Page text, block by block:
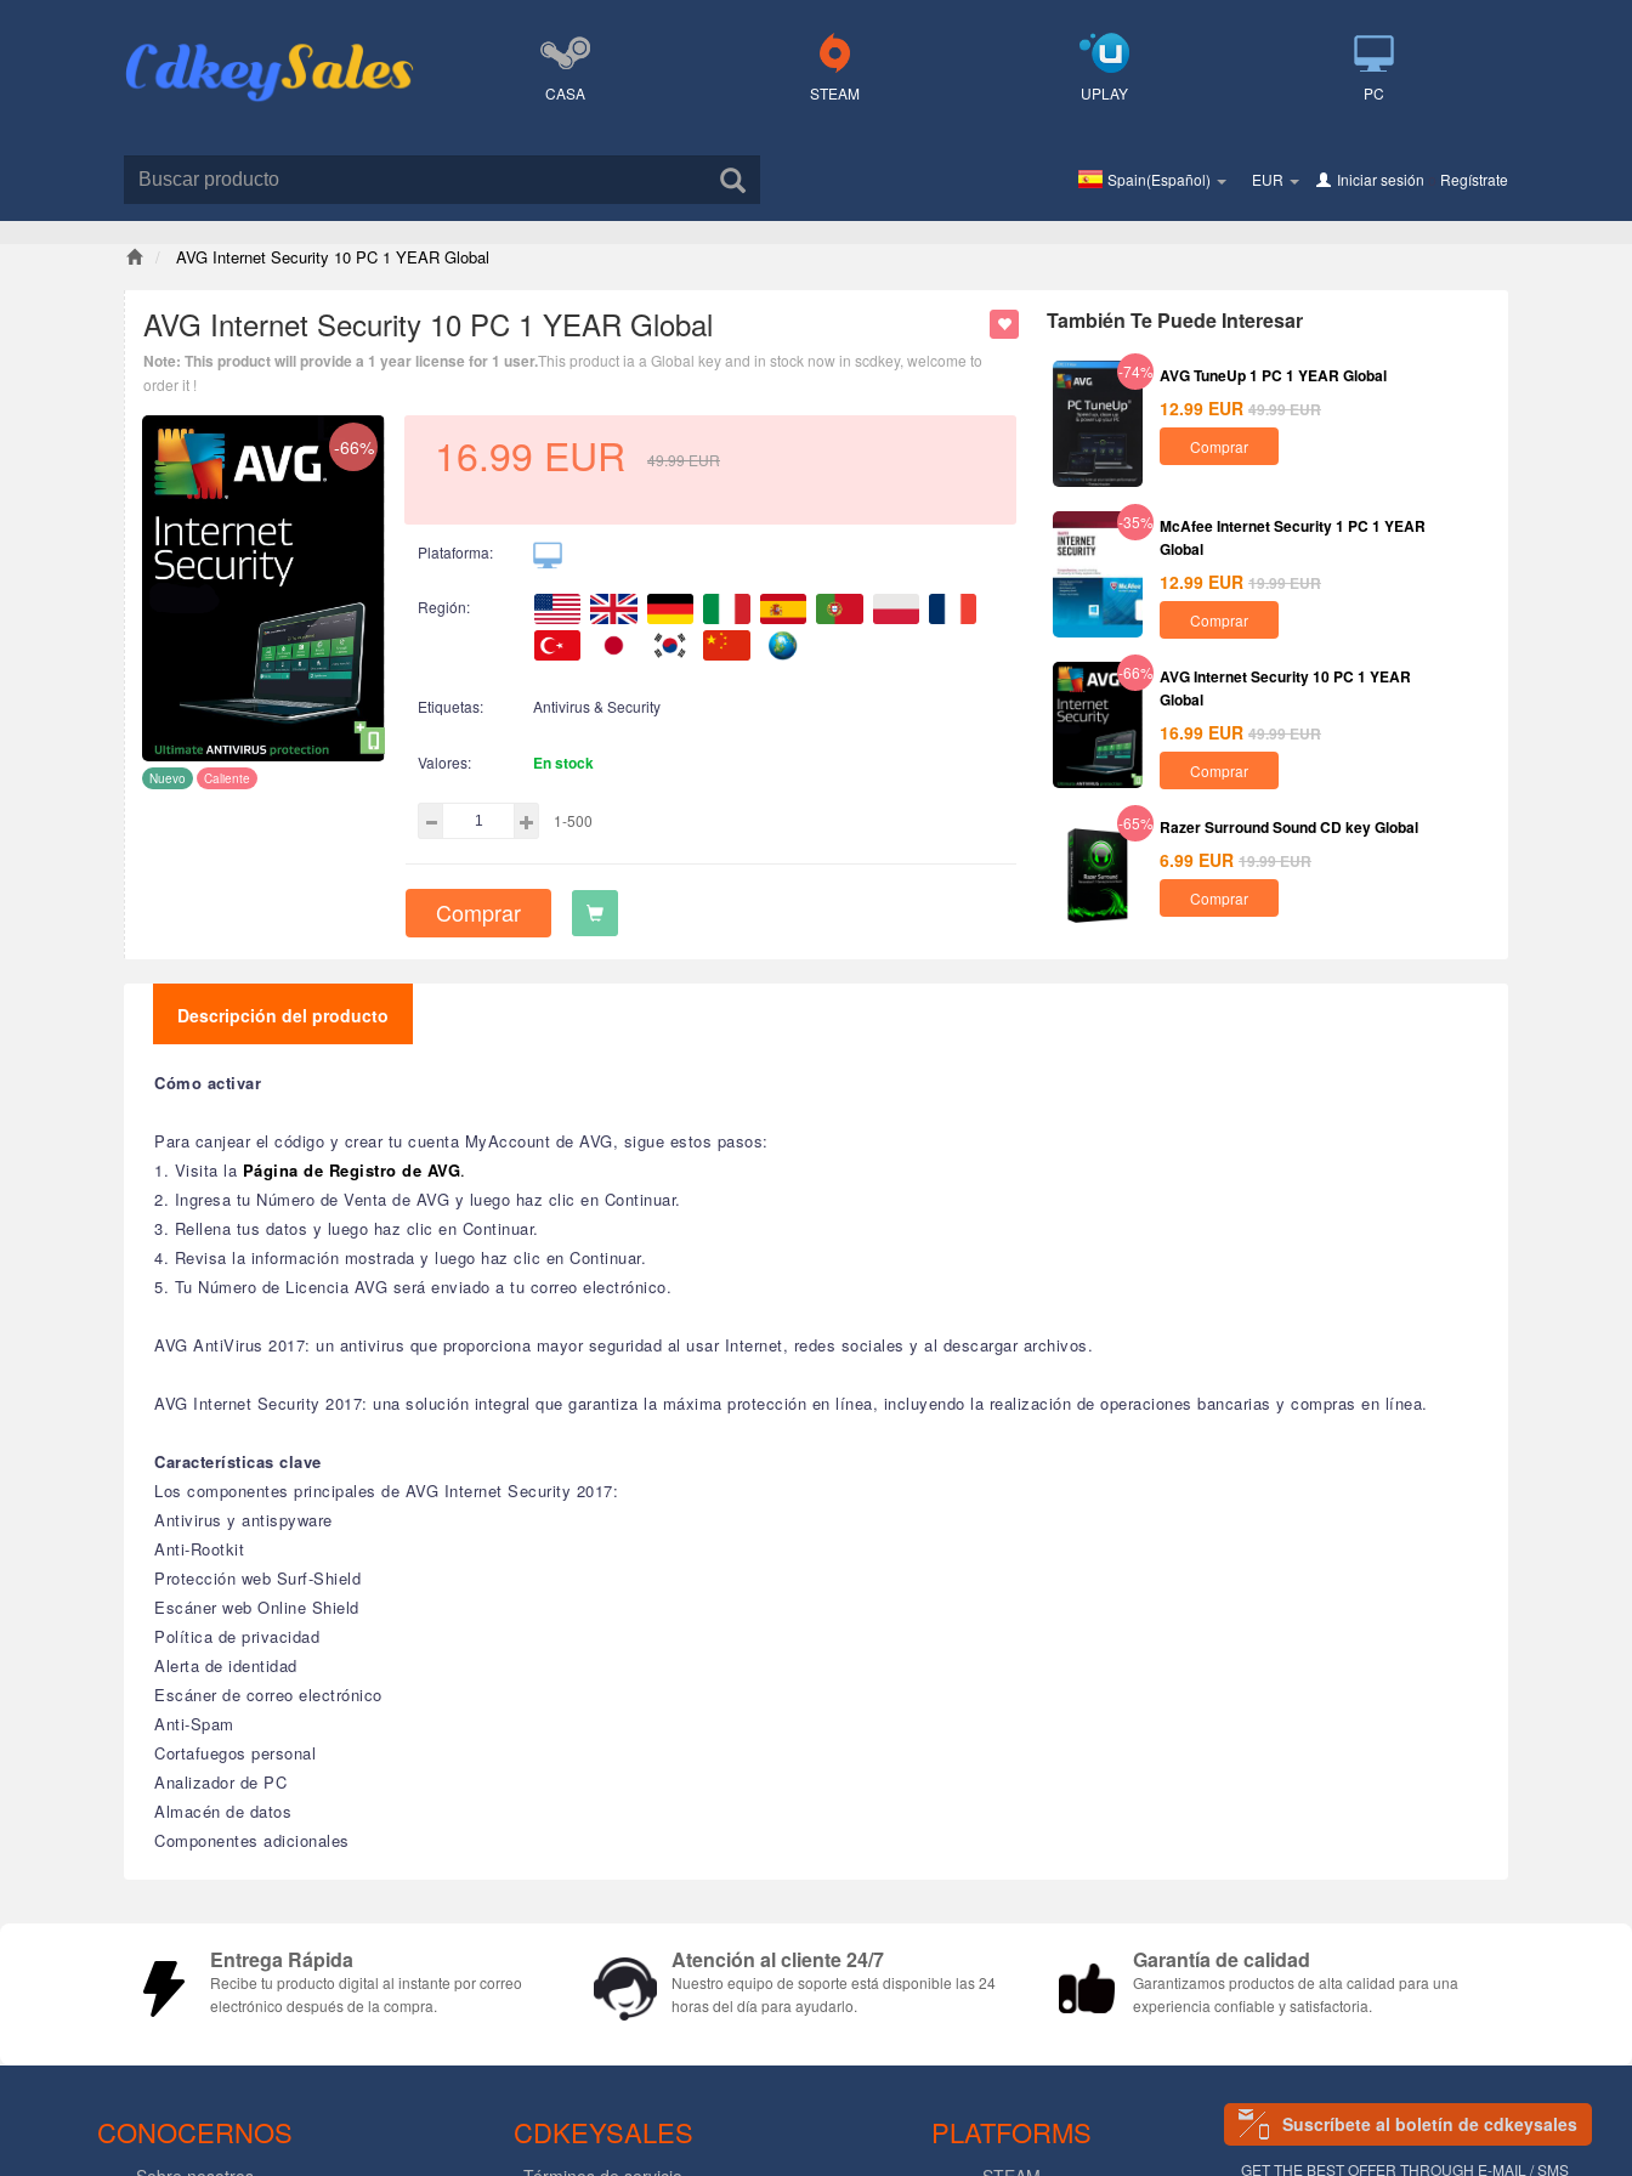
CASA STEAM UPLAY PC
Spain(Español) EUR Iniciar sesión Regístrate
AVG Internet Security 10 PC 1 YEAR Global
AVG Internet Security 10 PC 1 YEAR Global
Note: This product will provide a 1 year license for 1 user.This product ia a Global key and in stock now in scdkey, welcome to
order it !
-66%
Nuevo Caliente
16.99 EUR 49.99EUR
Plataforma:
Región:
Etiquetas: Antivirus & Security
Valores: En stock
1-500
Comprar
También Te Puede Interesar
-74% AVG TuneUp 1 PC 1 YEAR Global
12.99 EUR 49.99EUR
Comprar
-35% McAfee Internet Security 1 PC 1 YEAR
Global
12.99 EUR 19.99EUR
Comprar
-66% AVG Internet Security 10 PC 1 YEAR
Global
16.99 EUR 49.99EUR
Comprar
-65% Razer Surround Sound CD key Global
6.99 EUR 19.99EUR
Comprar
Descripción del producto
Cómo activar
Para canjear el código y crear tu cuenta MyAccount de AVG, sigue estos pasos:
1. Visita la Página de Registro de AVG.
2. Ingresa tu Número de Venta de AVG y luego haz clic en Continuar.
3. Rellena tus datos y luego haz clic en Continuar.
4. Revisa la información mostrada y luego haz clic en Continuar.
5. Tu Número de Licencia AVG será enviado a tu correo electrónico.
AVG AntiVirus 2017: un antivirus que proporciona mayor seguridad al usar Internet, redes sociales y al descargar archivos.
AVG Internet Security 2017: una solución integral que garantiza la máxima protección en línea, incluyendo la realización de operaciones bancarias y compras en línea.
Características clave
Los componentes principales de AVG Internet Security 2017:
Antivirus y antispyware
Anti-Rootkit
Protección web Surf-Shield
Escáner web Online Shield
Política de privacidad
Alerta de identidad
Escáner de correo electrónico
Anti-Spam
Cortafuegos personal
Analizador de PC
Almacén de datos
Componentes adicionales
Entrega Rápida
Recibe tu producto digital al instante por correo
electrónico después de la compra.
Atención al cliente 24/7
Nuestro equipo de soporte está disponible las 24
horas del día para ayudarlo.
Garantía de calidad
Garantizamos productos de alta calidad para una
experiencia confiable y satisfactoria.
CONOCERNOS CDKEYSALES PLATFORMS Suscríbete al boletín de cdkeysales
GET THE BEST OFFER THROUGH E-MAIL / SMS